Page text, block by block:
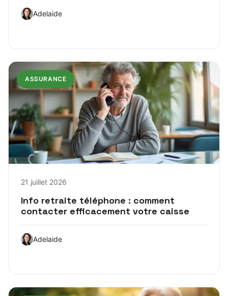
Adelaide
ASSURANCE
21 juillet 2026
Info retraite téléphone : comment
contacter efficacement votre caisse
Adelaide